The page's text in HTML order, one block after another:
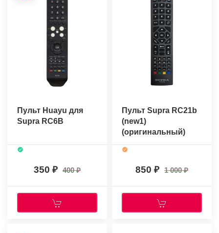
Пульт Huayu для
Supra RC6B
350 400
Пульт Supra RC21b
(new1)
(оригинальный)
850 1 000